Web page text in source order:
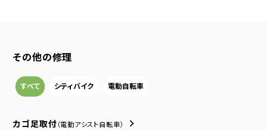
その他の修理
すべて シティバイク 電動自転車
カゴ足取付 （電動アシスト自転車）